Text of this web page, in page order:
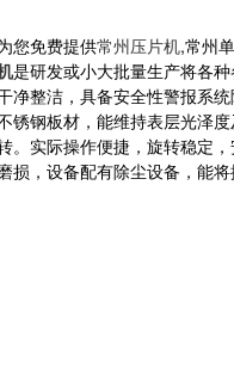
您免费提供常州压片机,常州
是研发或小大批量生产将各
净整洁，具备安全性警报系
锈钢板材，能维持表层光泽
。实际操作便捷，旋转稳定
损，设备配有除尘设备，能